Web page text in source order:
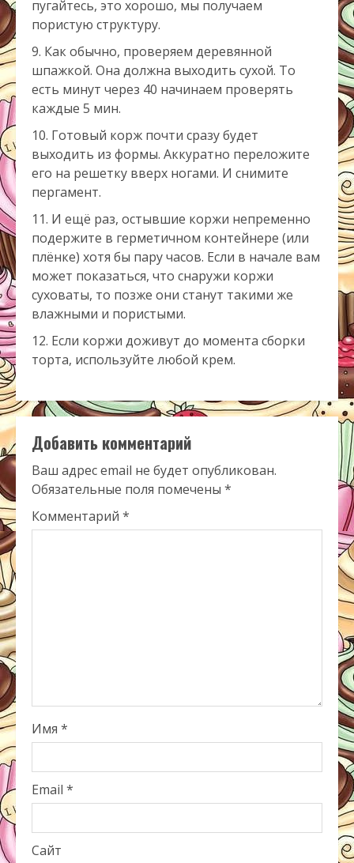
пугайтесь, это хорошо, мы получаем
пористую структуру.
Как обычно, проверяем деревянной
шпажкой. Она должна выходить сухой. То
есть минут через 40 начинаем проверять
каждые 5 мин.
Готовый корж почти сразу будет
выходить из формы. Аккуратно переложите
его на решетку вверх ногами. И снимите
пергамент.
И ещё раз, остывшие коржи непременно
подержите в герметичном контейнере (или
плёнке) хотя бы пару часов. Если в начале вам
может показаться, что снаружи коржи
суховаты, то позже они станут такими же
влажными и пористыми.
Если коржи доживут до момента сборки
торта, используйте любой крем.
Добавить комментарий
Ваш адрес email не будет опубликован.
Обязательные поля помечены *
Комментарий *
Имя *
Email *
Сайт